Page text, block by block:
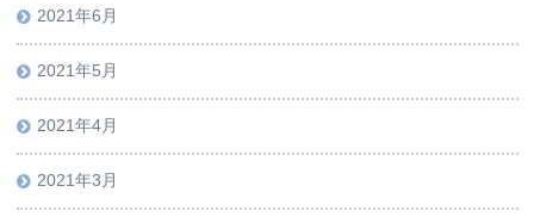
2021年6月
2021年5月
2021年4月
2021年3月